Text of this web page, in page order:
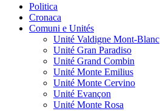
Politica
Cronaca
Comuni e Unités
Unité Valdigne Mont-Blanc
Unité Gran Paradiso
Unité Grand Combin
Unité Monte Emilius
Unité Monte Cervino
Unité Evançon
Unité Monte Rosa